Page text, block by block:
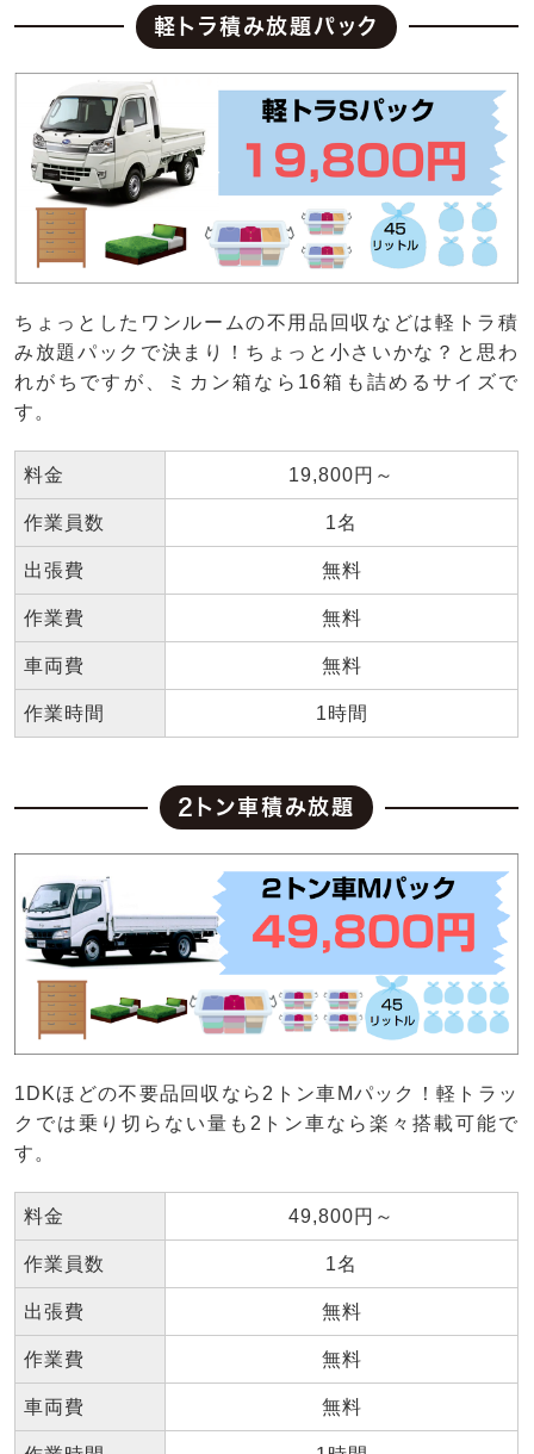
軽トラ積み放題パック
ちょっとしたワンルームの不用品回収などは軽トラ積
み放題パックで決まり！ちょっと小さいかな？と思わ
れがちですが、ミカン箱なら16箱も詰めるサイズで
す。
料金 19,800円～
作業員数 1名
出張費 無料
作業費 無料
車両費 無料
作業時間 1時間
2トン車積み放題
1DKほどの不要品回収なら2トン車Mパック！軽トラッ
クでは乗り切らない量も2トン車なら楽々搭載可能で
す。
料金 49,800円～
作業員数 1名
出張費 無料
作業費 無料
車両費 無料